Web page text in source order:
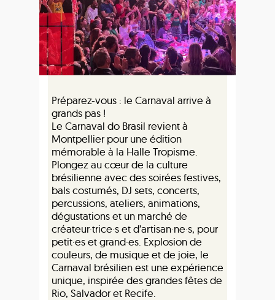
Préparez-vous : le Carnaval arrive à
grands pas !
Le Carnaval do Brasil revient à
Montpellier pour une édition
mémorable à la Halle Tropisme.
Plongez au cœur de la culture
brésilienne avec des soirées festives,
bals costumés, DJ sets, concerts,
percussions, ateliers, animations,
dégustations et un marché de
créateur·trice·s et d’artisan·ne·s, pour
petit·es et grand·es. Explosion de
couleurs, de musique et de joie, le
Carnaval brésilien est une expérience
unique, inspirée des grandes fêtes de
Rio, Salvador et Recife.